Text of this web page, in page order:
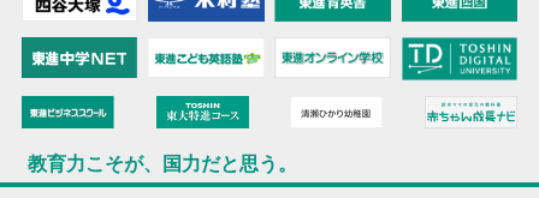
教育力こそが、国力だと思う。